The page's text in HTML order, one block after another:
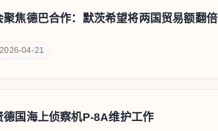
聚焦德巴合作：默茨希望将两国贸易额翻倍
2026-04-21
德国海上侦察机P-8A维护工作